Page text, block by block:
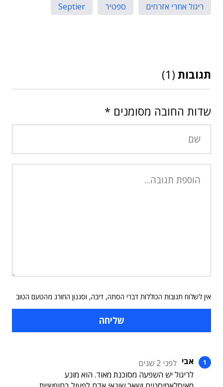
ריגול אחרי אזרחים
ספטיר Septier
תגובות (1)
שדות החובה מסומנים *
אין לשלוח תגובות הכוללות דברי הסתה, דיבה, וסגנון החורג מהטעם הטוב
אבי לפני 2 שנים
לריגול יש השפעה מסוכנת מאוד. הוא מונע